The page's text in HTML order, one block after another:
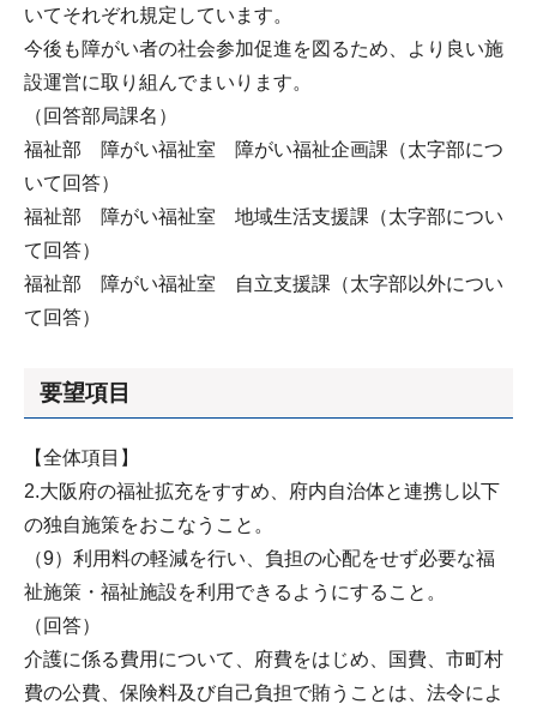
いてそれぞれ規定しています。
今後も障がい者の社会参加促進を図るため、より良い施
設運営に取り組んでまいります。
（回答部局課名）
福祉部 障がい福祉室 障がい福祉企画課（太字部につ
いて回答）
福祉部 障がい福祉室 地域生活支援課（太字部につい
て回答）
福祉部 障がい福祉室 自立支援課（太字部以外につい
て回答）
要望項目
【全体項目】
2.大阪府の福祉拡充をすすめ、府内自治体と連携し以下
の独自施策をおこなうこと。
（9）利用料の軽減を行い、負担の心配をせず必要な福
祉施策・福祉施設を利用できるようにすること。
（回答）
介護に係る費用について、府費をはじめ、国費、市町村
費の公費、保険料及び自己負担で賄うことは、法令によ